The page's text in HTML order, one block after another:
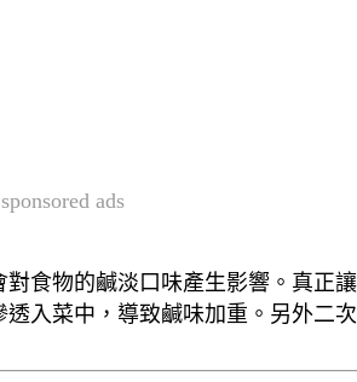
sponsored ads
食物的鹹淡口味產生影響。真正
入菜中，導致鹹味加重。另外二